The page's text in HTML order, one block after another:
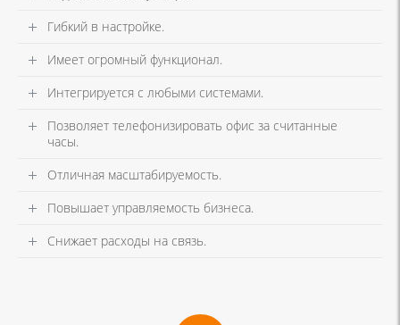
Гибкий в настройке.
Имеет огромный функционал.
Интегрируется с любыми системами.
Позволяет телефонизировать офис за считанные
часы.
Отличная масштабируемость.
Повышает управляемость бизнеса.
Снижает расходы на связь.